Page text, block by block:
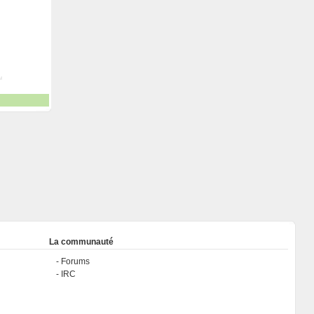
La communauté
Forums
IRC